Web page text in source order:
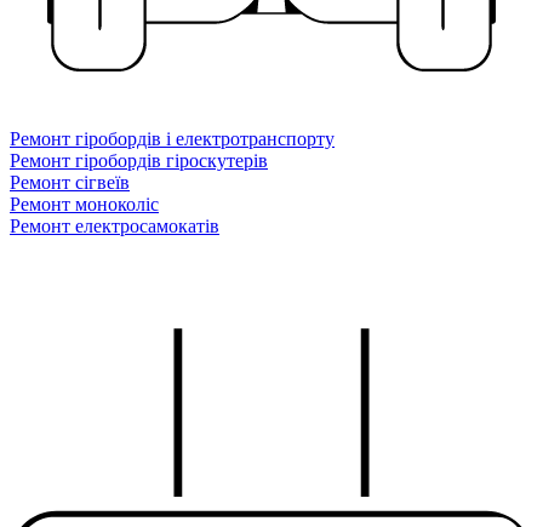
Ремонт гіробордів і електротранспорту
Ремонт гіробордів гіроскутерів
Ремонт сігвеїв
Ремонт моноколіс
Ремонт електросамокатів